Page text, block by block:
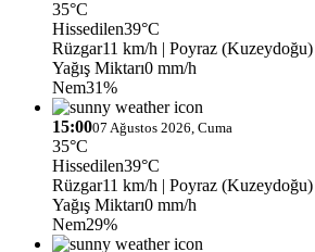
35°C
Hissedilen39°C
Rüzgar11 km/h | Poyraz (Kuzeydoğu)
Yağış Miktarı0 mm/h
Nem31%
15:0007 Ağustos 2026, Cuma
35°C
Hissedilen39°C
Rüzgar11 km/h | Poyraz (Kuzeydoğu)
Yağış Miktarı0 mm/h
Nem29%